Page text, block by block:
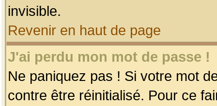
invisible.
Revenir en haut de page
J'ai perdu mon mot de passe !
Ne paniquez pas ! Si votre mot
contre être réinitialisé. Pour ce